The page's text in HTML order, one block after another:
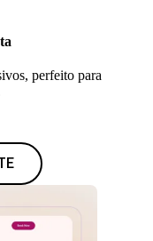
perfeito para